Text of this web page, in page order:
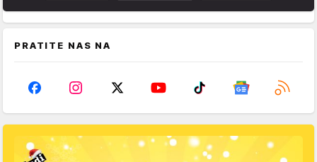
PRATITE NAS NA